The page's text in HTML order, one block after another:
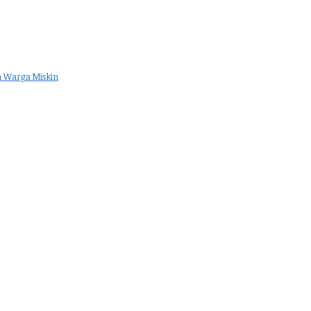
Warga Miskin